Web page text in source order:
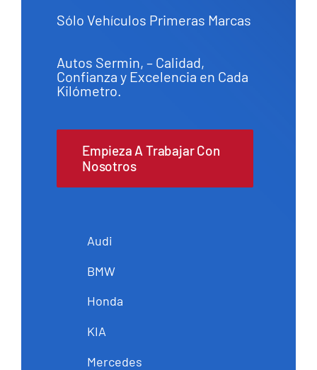
Sólo Vehículos Primeras Marcas
Autos Sermin, – Calidad,
Confianza y Excelencia en Cada
Kilómetro.
Empieza A Trabajar Con
Nosotros
Audi
BMW
Honda
KIA
Mercedes